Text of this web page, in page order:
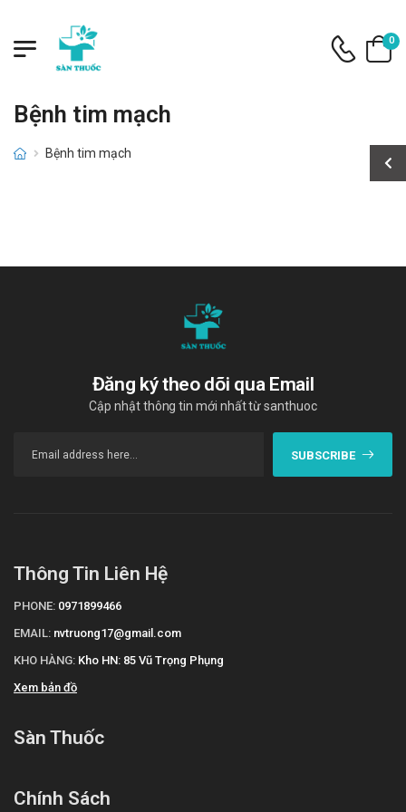
0
Bệnh tim mạch
Bệnh tim mạch
Đăng ký theo dõi qua Email
Cập nhật thông tin mới nhất từ santhuoc
SUBSCRIBE
Thông Tin Liên Hệ
PHONE: 0971899466
EMAIL: nvtruong17@gmail.com
KHO HÀNG: Kho HN: 85 Vũ Trọng Phụng
Xem bản đồ
Sàn Thuốc
Chính Sách